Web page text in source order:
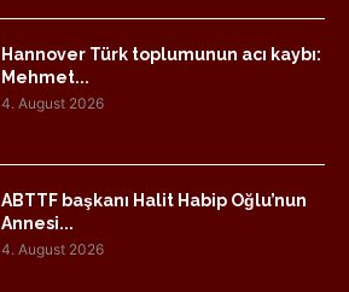
Hannover Türk toplumunun acı kaybı:
Mehmet...
4. August 2026
ABTTF başkanı Halit Habip Oğlu’nun
Annesi...
4. August 2026